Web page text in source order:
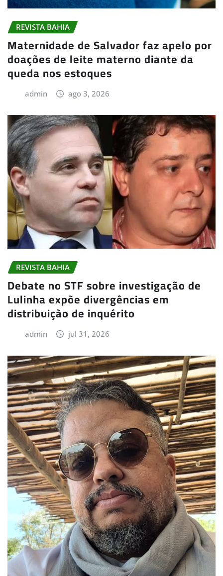
REVISTA BAHIA
Maternidade de Salvador faz apelo por
doações de leite materno diante da
queda nos estoques
admin ago 3, 2026
REVISTA BAHIA
Debate no STF sobre investigação de
Lulinha expõe divergências em
distribuição de inquérito
admin jul 31, 2026